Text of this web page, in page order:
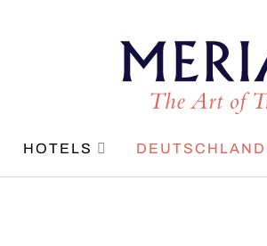
HOTELS DEUTSCHLAND